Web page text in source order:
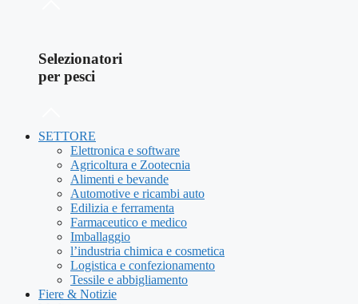
Selezionatori
per pesci
SETTORE
Elettronica e software
Agricoltura e Zootecnia
Alimenti e bevande
Automotive e ricambi auto
Edilizia e ferramenta
Farmaceutico e medico
Imballaggio
l’industria chimica e cosmetica
Logistica e confezionamento
Tessile e abbigliamento
Fiere & Notizie